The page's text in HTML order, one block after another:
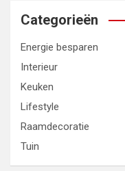
Categorieën
Energie besparen
Interieur
Keuken
Lifestyle
Raamdecoratie
Tuin